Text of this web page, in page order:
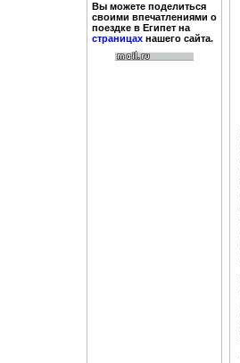
Вы можете поделиться
своими впечатлениями о
поездке в Египет на
страницахнашего сайта.